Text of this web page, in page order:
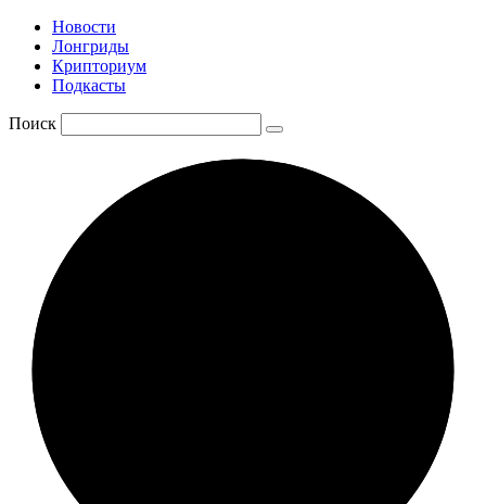
Новости
Лонгриды
Крипториум
Подкасты
Поиск